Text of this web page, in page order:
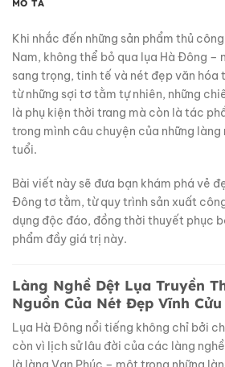
MÔ TẢ
Khi nhắc đến những sản phẩm thủ
Nam, không thể bỏ qua lụa Hà Đông –
sang trọng, tinh tế và nét đẹp văn
từ những sợi tơ tằm tự nhiên, những
là phụ kiện thời trang mà còn là tác
trong mình câu chuyện của những
tuổi.
Bài viết này sẽ đưa bạn khám phá vẻ
Đông tơ tằm, từ quy trình sản xuất
dụng độc đáo, đồng thời thuyết phục
phẩm đầy giá trị này.
Làng Nghề Dệt Lụa Truyền
Nguồn Của Nét Đẹp Vĩnh Cửu
Lụa Hà Đông nổi tiếng không chỉ bởi
còn vì lịch sử lâu đời của các làng